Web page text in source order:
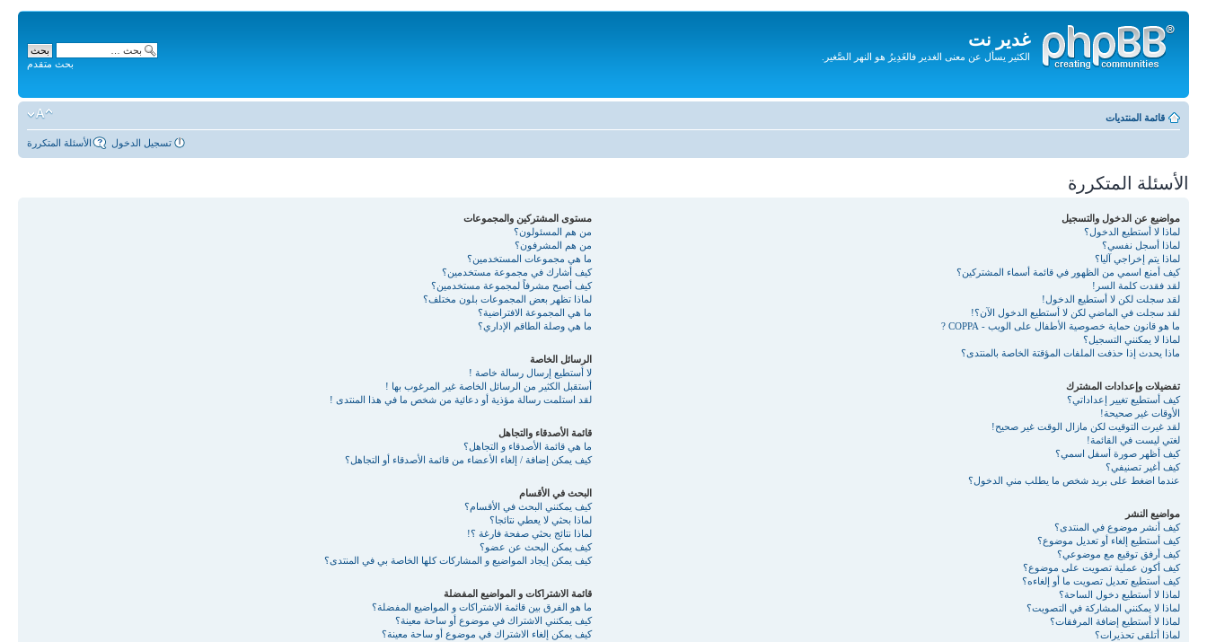
غدير نت
الكثير يسأل عن معنى الغدير فالغَدِيرُ هو النهر الصَّغير.
المحتويات
بحث متقدم
قائمة المنتديات
الأسئلة المتكررة تسجيل الدخول
الأسئلة المتكررة
مواضيع عن الدخول والتسجيل
لماذا لا أستطيع الدخول؟
لماذا أسجل نفسي؟
لماذا يتم إخراجي آليا؟
كيف أمنع اسمي من الظهور في قائمة أسماء المشتركين؟
لقد فقدت كلمة السر!
لقد سجلت لكن لا أستطيع الدخول!
لقد سجلت في الماضي لكن لا أستطيع الدخول الآن؟!
ما هو قانون حماية خصوصية الأطفال على الويب - COPPA ?
لماذا لا يمكنني التسجيل؟
ماذا يحدث إذا حذفت الملفات المؤقتة الخاصة بالمنتدى؟
تفضيلات وإعدادات المشترك
كيف أستطيع تغيير إعداداتي؟
الأوقات غير صحيحة!
لقد غيرت التوقيت لكن مازال الوقت غير صحيح!
لغتي ليست في القائمة!
كيف أظهر صورة أسفل اسمي؟
كيف أغير تصنيفي؟
عندما اضغط على بريد شخص ما يطلب مني الدخول؟
مواضيع النشر
كيف أنشر موضوع في المنتدى؟
كيف أستطيع إلغاء أو تعديل موضوع؟
كيف أرفق توقيع مع موضوعي؟
كيف أكون عملية تصويت على موضوع؟
كيف أستطيع تعديل تصويت ما أو إلغاءه؟
لماذا لا أستطيع دخول الساحة؟
لماذا لا يمكنني المشاركة في التصويت؟
لماذا لا أستطيع إضافة المرفقات؟
لماذا أتلقى تحذيرات؟
مستوى المشتركين والمجموعات
من هم المسئولون؟
من هم المشرفون؟
ما هي مجموعات المستخدمين؟
كيف أشارك في مجموعة مستخدمين؟
كيف أصبح مشرفاً لمجموعة مستخدمين؟
لماذا تظهر بعض المجموعات بلون مختلف؟
ما هي المجموعة الافتراضية؟
ما هي وصلة الطاقم الإداري؟
الرسائل الخاصة
لا أستطيع إرسال رسالة خاصة !
أستقبل الكثير من الرسائل الخاصة غير المرغوب بها !
لقد استلمت رسالة مؤذية أو دعائية من شخص ما في هذا المنتدى !
قائمة الأصدقاء والتجاهل
ما هي قائمة الأصدقاء و التجاهل؟
كيف يمكن إضافة / إلغاء الأعضاء من قائمة الأصدقاء أو التجاهل؟
البحث في الأقسام
كيف يمكنني البحث في الأقسام؟
لماذا بحثي لا يعطي نتائجا؟
لماذا نتائج بحثي صفحة فارغة ؟!
كيف يمكن البحث عن عضو؟
كيف يمكن إيجاد المواضيع و المشاركات كلها الخاصة بي في المنتدى؟
قائمة الاشتراكات و المواضيع المفضلة
ما هو الفرق بين قائمة الاشتراكات و المواضيع المفضلة؟
كيف يمكنني الاشتراك في موضوع أو ساحة معينة؟
كيف يمكن إلغاء الاشتراك في موضوع أو ساحة معينة؟